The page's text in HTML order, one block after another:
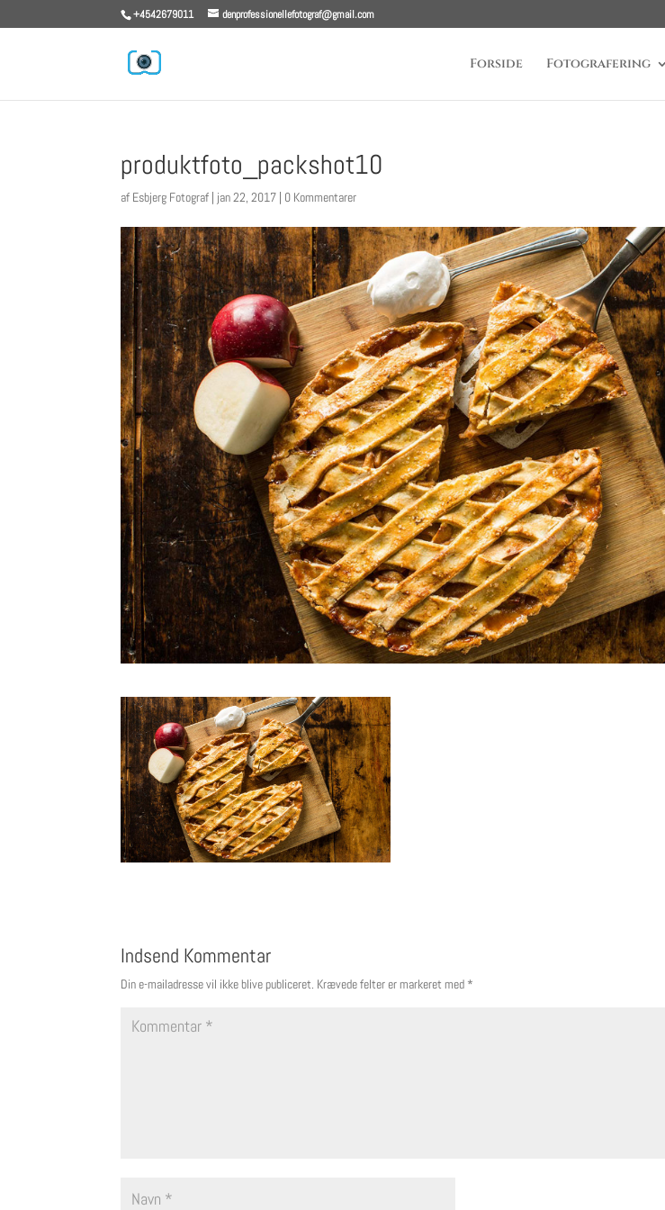
+4542679011 denprofessionellefotograf@gmail.com
Forside Fotografering
produktfoto_packshot10
af Esbjerg Fotograf | jan 22, 2017 | 0 Kommentarer
Indsend Kommentar
Din e-mailadresse vil ikke blive publiceret. Krævede felter er markeret med *